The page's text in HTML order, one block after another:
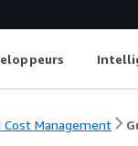
Cost Management